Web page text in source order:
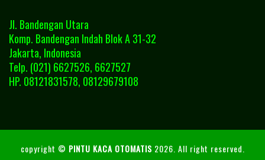
Jl. Bandengan Utara
Komp. Bandengan Indah Blok A 31-32
Jakarta, Indonesia
Telp. (021) 6627526, 6627527
HP. 08121831578, 08129679108
copyright © PINTU KACA OTOMATIS 2026. All right reserved.